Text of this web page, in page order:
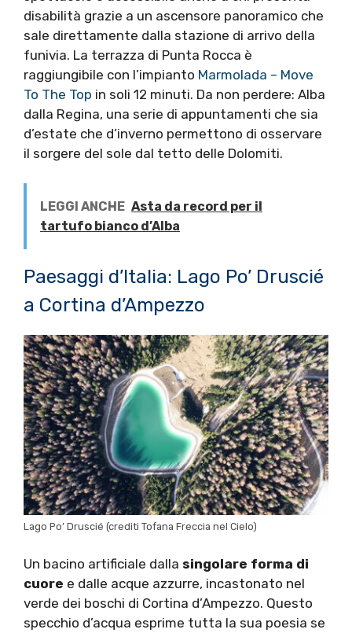
disabilità grazie a un ascensore panoramico che
sale direttamente dalla stazione di arrivo della
funivia. La terrazza di Punta Rocca è
raggiungibile con l’impianto Marmolada – Move
To The Top in soli 12 minuti. Da non perdere: Alba
dalla Regina, una serie di appuntamenti che sia
d’estate che d’inverno permettono di osservare
il sorgere del sole dal tetto delle Dolomiti.
LEGGI ANCHE Asta da record per il
tartufo bianco d’Alba
Paesaggi d’Italia: Lago Po’ Druscié
a Cortina d’Ampezzo
Lago Po’ Druscié (crediti Tofana Freccia nel Cielo)
Un bacino artificiale dalla singolare forma di
cuore e dalle acque azzurre, incastonato nel
verde dei boschi di Cortina d’Ampezzo. Questo
specchio d’acqua esprime tutta la sua poesia se